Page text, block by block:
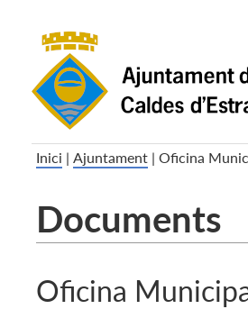
Inici | Ajuntament | Oficina
Documents
Oficina